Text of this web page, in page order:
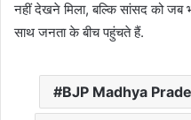
नहीं देखने मिला, बल्कि सांसद को जब
साथ जनता के बीच पहुंचते हैं.
BJP Madhya